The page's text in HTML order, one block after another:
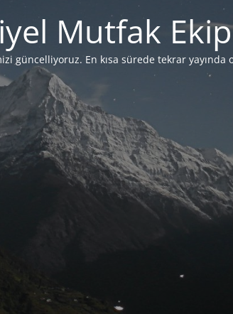
Mutfak
En kısa sürede tekrar yayında